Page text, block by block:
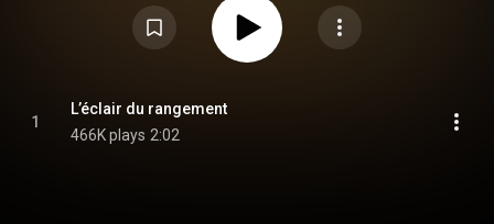
1
L’éclair du rangement
466K plays 2:02